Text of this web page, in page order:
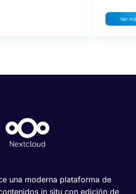
Ver
una moderna plataforma de
in situ con edición de